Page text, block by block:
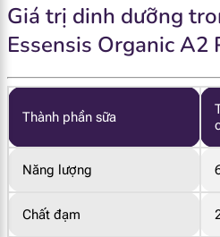
Giá trị dinh dưỡng
Essensis Organic A2
Thành phần sữa
Năng lượng
Chất đạm